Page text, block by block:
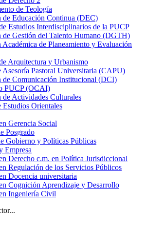
de Teología
de Educación Continua (DEC)
Estudios Interdisciplinarios de la PUCP
de Gestión del Talento Humano (DGTH)
de Planeamiento y Evaluación
Arquitectura y Urbanismo
Asesoría Pastoral Universitaria (CAPU)
de Comunicación Institucional (DCI)
PUCP (OCAI)
de Actividades Culturales
Estudios Orientales
Gerencia Social
Posgrado
Gobierno y Políticas Públicas
Empresa
Derecho c.m. en Política Jurisdiccional
Regulación de los Servicios Públicos
Docencia universitaria
Cognición Aprendizaje y Desarrollo
Ingeniería Civil